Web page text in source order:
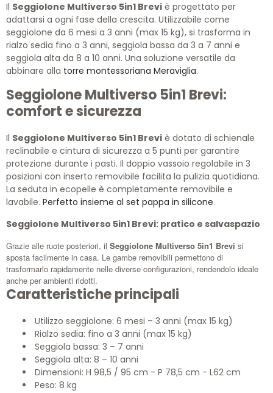
Il Seggiolone Multiverso 5in1 Brevi è progettato per
adattarsi a ogni fase della crescita. Utilizzabile come
seggiolone da 6 mesi a 3 anni (max 15 kg), si trasforma in
rialzo sedia fino a 3 anni, seggiola bassa da 3 a 7 anni e
seggiola alta da 8 a 10 anni. Una soluzione versatile da
abbinare alla torre montessoriana Meraviglia.
Seggiolone Multiverso 5in1 Brevi:
comfort e sicurezza
Il Seggiolone Multiverso 5in1 Brevi è dotato di schienale
reclinabile e cintura di sicurezza a 5 punti per garantire
protezione durante i pasti. Il doppio vassoio regolabile in 3
posizioni con inserto removibile facilita la pulizia quotidiana.
La seduta in ecopelle è completamente removibile e
lavabile. Perfetto insieme al set pappa in silicone.
Seggiolone Multiverso 5in1 Brevi: pratico e salvaspazio
Grazie alle ruote posteriori, il Seggiolone Multiverso 5in1 Brevi si
sposta facilmente in casa. Le gambe removibili permettono di
trasformarlo rapidamente nelle diverse configurazioni, rendendolo ideale
anche per ambienti ridotti.
Caratteristiche principali
Utilizzo seggiolone: 6 mesi – 3 anni (max 15 kg)
Rialzo sedia: fino a 3 anni (max 15 kg)
Seggiola bassa: 3 – 7 anni
Seggiola alta: 8 – 10 anni
Dimensioni: H 98,5 / 95 cm - P 78,5 cm - L62 cm
Peso: 8 kg